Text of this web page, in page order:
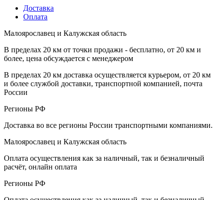
Доставка
Оплата
Малоярославец и Калужская область
В пределах 20 км от точки продажи - бесплатно, от 20 км и
более, цена обсуждается с менеджером
В пределах 20 км доставка осуществляется курьером, от 20 км
и более службой доставки, транспортной компанией, почта
России
Регионы РФ
Доставка во все регионы России транспортными компаниями.
Малоярославец и Калужская область
Оплата осуществления как за наличный, так и безналичный
расчёт, онлайн оплата
Регионы РФ